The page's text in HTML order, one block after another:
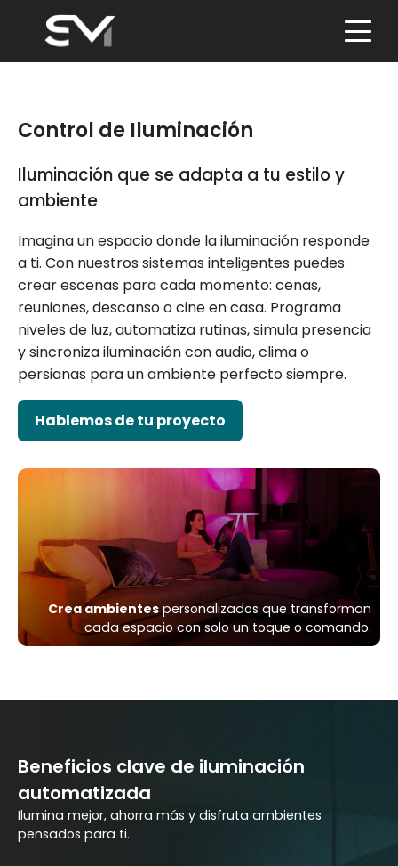
Control de Iluminación
Iluminación que se adapta a tu estilo y
ambiente
Imagina un espacio donde la iluminación responde
a ti. Con nuestros sistemas inteligentes puedes
crear escenas para cada momento: cenas,
reuniones, descanso o cine en casa. Programa
niveles de luz, automatiza rutinas, simula presencia
y sincroniza iluminación con audio, clima o
persianas para un ambiente perfecto siempre.
Hablemos de tu proyecto
Crea ambientespersonalizados que transforman
cada espacio con solo un toque o comando.
Beneficios clave de iluminación
automatizada
Ilumina mejor, ahorra más y disfruta ambientes
pensados para ti.